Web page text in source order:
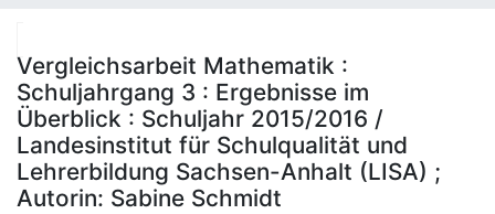
Statistiken
Vergleichsarbeit Mathematik :
Schuljahrgang 3 : Ergebnisse im
Überblick : Schuljahr 2015/2016 /
Landesinstitut für Schulqualität und
Lehrerbildung Sachsen-Anhalt (LISA) ;
Autorin: Sabine Schmidt